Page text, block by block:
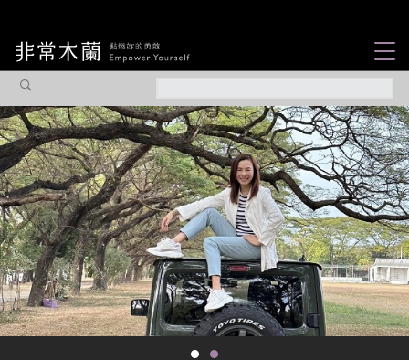
觀點專欄
焦點企劃
社會企業
認識我們